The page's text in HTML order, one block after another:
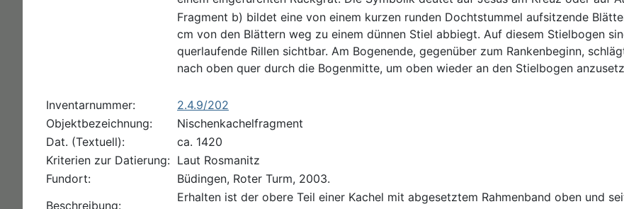
Fragment b) bildet eine von einem kurzen runden Dochtstummel aufsitzende
cm von den Blättern weg zu einem dünnen Stiel abbiegt. Auf diesem Stielbogen
querlaufende Rillen sichtbar. Am Bogenende, gegenüber zum Rankenbeginn,
nach oben quer durch die Bogenmitte, um oben wieder an den Stielbogen
Inventarnummer:
2.4.9/202
Objektbezeichnung:
Nischenkachelfragment
Dat. (Textuell):
ca. 1420
Kriterien zur Datierung: Laut Rosmanitz
Fundort:
Büdingen, Roter Turm, 2003.
Beschreibung:
Erhalten ist der obere Teil einer Kachel mit abgesetztem Rahmenband oben und